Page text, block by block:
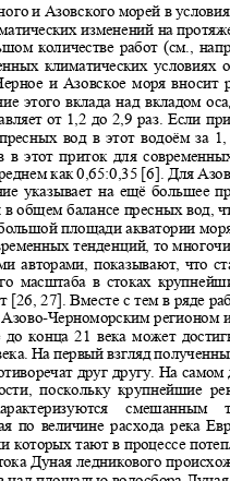
и Азовского морей в
изменений на
количестве работ (см.,
климатических
и Азовское моря
этого вклада над вкладом
от 1,2 до 2,9 раз. Если
вод в этот водоём за
в этот приток для
как 0,65:0,35 [6]. Для
указывает на ещё большее
в общем балансе пресных вод,
площади акватории
тенденций, то
авторами, показывают, что
масштаба в стоках
[26, 27]. Вместе с тем в ряде
-Черноморским регионом
конца 21 века может
На первый взгляд
друг другу. На
поскольку крупнейшие
по величине расхода река
которых тают в процессе
Дуная ледникового